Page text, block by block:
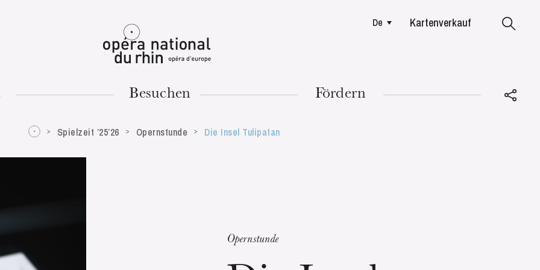
Mulhouse
De Kartenverkauf
Besuchen Fördern
Spielzeit ’25’26 Opernstunde Die Insel Tulipatan
Opernstunde